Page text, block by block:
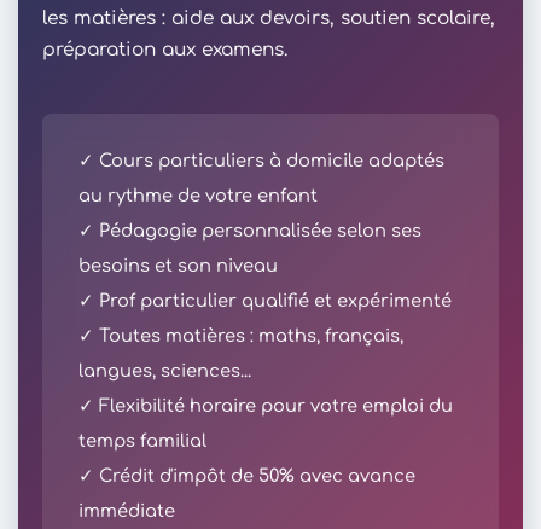
les matières : aide aux devoirs, soutien scolaire,
préparation aux examens.
✓ Cours particuliers à domicile adaptés
au rythme de votre enfant
✓ Pédagogie personnalisée selon ses
besoins et son niveau
✓ Prof particulier qualifié et expérimenté
✓ Toutes matières : maths, français,
langues, sciences...
✓ Flexibilité horaire pour votre emploi du
temps familial
✓ Crédit d'impôt de 50% avec avance
immédiate